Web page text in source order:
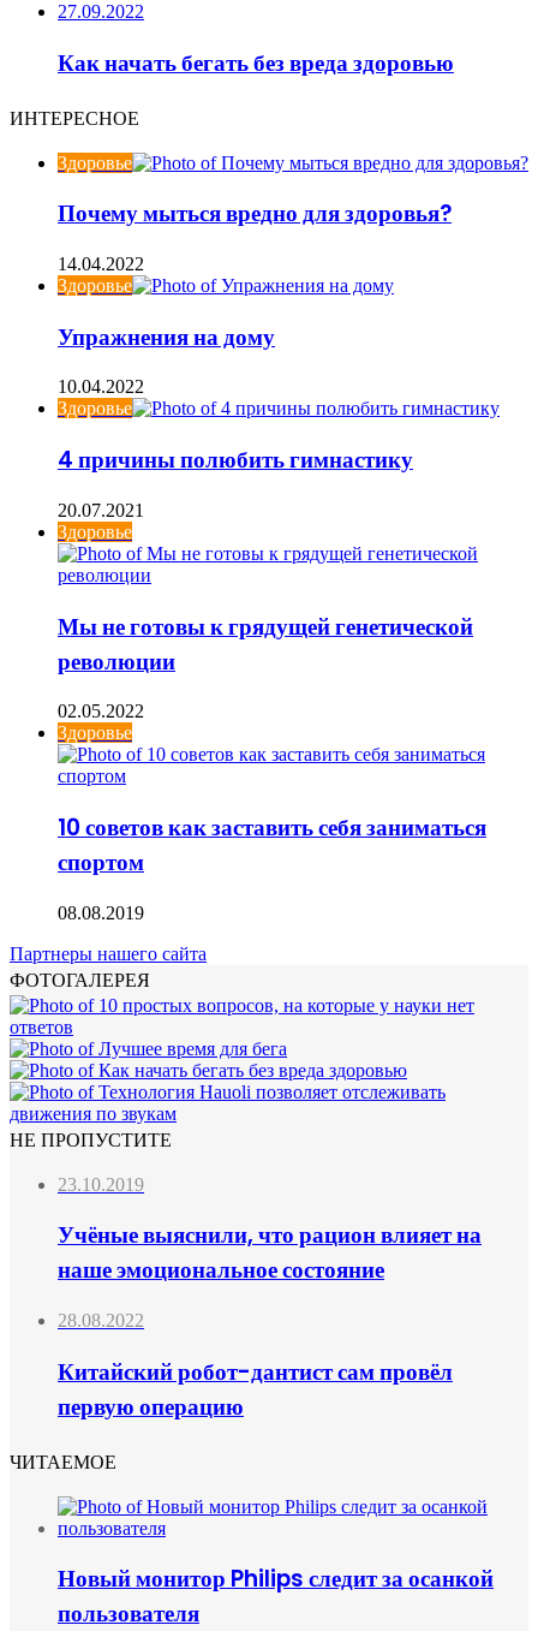
27.09.2022
Как начать бегать без вреда здоровью
ИНТЕРЕСНОЕ
Здоровье
Почему мыться вредно для здоровья?
14.04.2022
Здоровье
Упражнения на дому
10.04.2022
Здоровье
4 причины полюбить гимнастику
20.07.2021
Здоровье
Мы не готовы к грядущей генетической
революции
02.05.2022
Здоровье
10 советов как заставить себя заниматься
спортом
08.08.2019
Партнеры нашего сайта
ФОТОГАЛЕРЕЯ
НЕ ПРОПУСТИТЕ
23.10.2019
Учёные выяснили, что рацион влияет на
наше эмоциональное состояние
28.08.2022
Китайский робот-дантист сам провёл
первую операцию
ЧИТАЕМОЕ
Новый монитор Philips следит за осанкой
пользователя